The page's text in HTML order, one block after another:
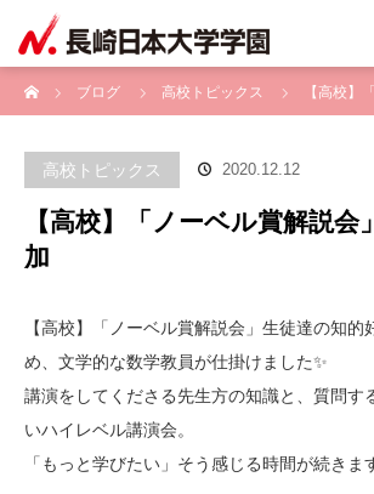
ブログ
高校トピックス 【高校】
高校トピックス 2020.12.12
【高校】「ノーベル賞解説会
加
【高校】「ノーベル賞解説会」生徒達の知的
め、文学的な数学教員が仕掛けました✨
講演をしてくださる先生方の知識と、質問す
いハイレベル講演会。
「もっと学びたい」そう感じる時間が続きま